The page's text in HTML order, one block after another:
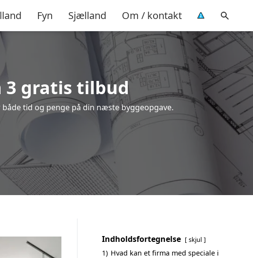
Fyn Sjælland Om / kontakt
3 gratis tilbud
tid og penge på din næste byggeopgave.
Indholdsfortegnelse skjul
1) Hvad kan et firma med speciale i